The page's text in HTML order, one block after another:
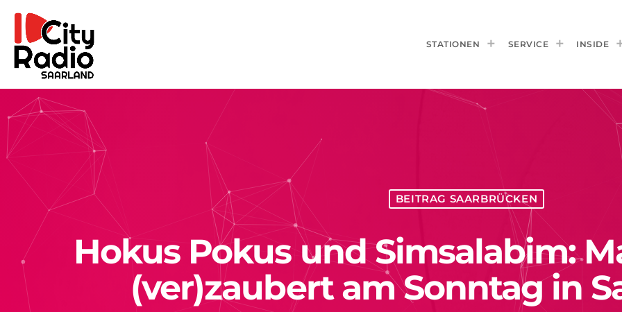
STATIONEN SERVICE INSIDE
BEITRAG SAARBRÜCKEN
Hokus Pokus und Simsalabim:
(ver)zaubert am Sonntag in